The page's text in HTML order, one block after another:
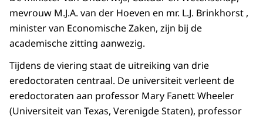
mevrouw M.J.A. van der Hoeven en mr. L.J. Brinkhorst ,
minister van Economische Zaken, zijn bij de
academische zitting aanwezig.
Tijdens de viering staat de uitreiking van drie
eredoctoraten centraal. De universiteit verleent de
eredoctoraten aan professor Mary Fanett Wheeler
(Universiteit van Texas, Verenigde Staten), professor